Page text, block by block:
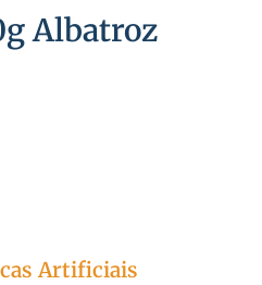
Albatroz
Artificiais